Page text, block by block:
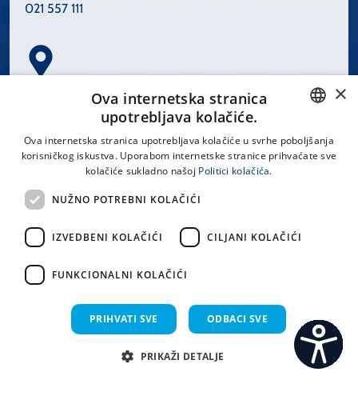
021 557 111
Spinčićeva 1, 21000 Split
LINKOVI
Uvjeti korištenja
CROATIAN
×
Ova internetska stranica
upotrebljava kolačiće.
Ova internetska stranica upotrebljava kolačiće u svrhe poboljšanja
korisničkog iskustva. Uporabom internetske stranice prihvaćate sve
kolačiće sukladno našoj Politici kolačića.
NUŽNO POTREBNI KOLAČIĆI
IZVEDBENI KOLAČIĆI CILJANI KOLAČIĆI
FUNKCIONALNI KOLAČIĆI
PRIHVATI SVE ODBACI SVE
PRIKAŽI DETALJE